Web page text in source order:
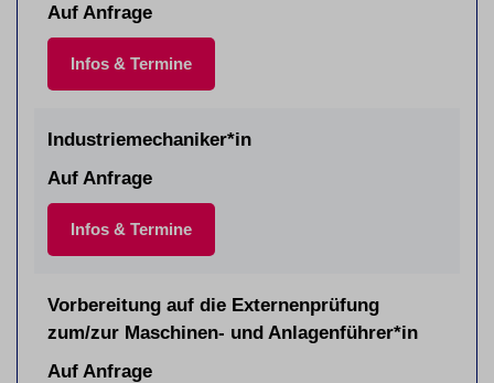
Auf Anfrage
Infos & Termine
Industriemechaniker*in
Auf Anfrage
Infos & Termine
Vorbereitung auf die Externenprüfung
zum/zur Maschinen- und Anlagenführer*in
Auf Anfrage